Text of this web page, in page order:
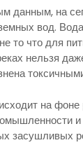
данным, на
вод.
то что для
нельзя
на фоне
засушливых